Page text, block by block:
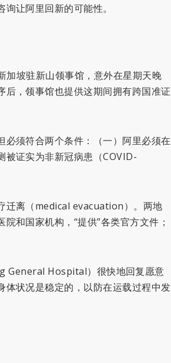
让阿里回新的可能性。
坡驻新山领事馆，意外在星期天晚
，领事馆也提供这期间拥有跨国准证
须符合两个条件：（一）阿里必须在
被证实为非新冠病患（COVID-
迁离（medical evacuation）。两地
和国家机构，“提供”各类官方文件；
General Hospital）很快地回复愿意
状况是稳定的，以防在运载过程中发